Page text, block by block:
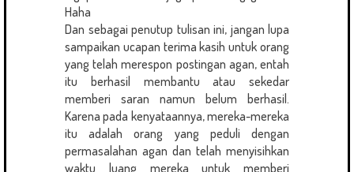
Haha
Dan sebagai penutup tulisan ini, jangan lupa
sampaikan ucapan terima kasih untuk orang
yang telah merespon postingan agan, entah
itu berhasil membantu atau sekedar
memberi saran namun belum berhasil.
Karena pada kenyataannya, mereka-mereka
itu adalah orang yang peduli dengan
permasalahan agan dan telah menyisihkan
waktu luang mereka untuk memberi